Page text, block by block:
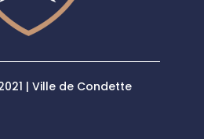
| Ville de Condette